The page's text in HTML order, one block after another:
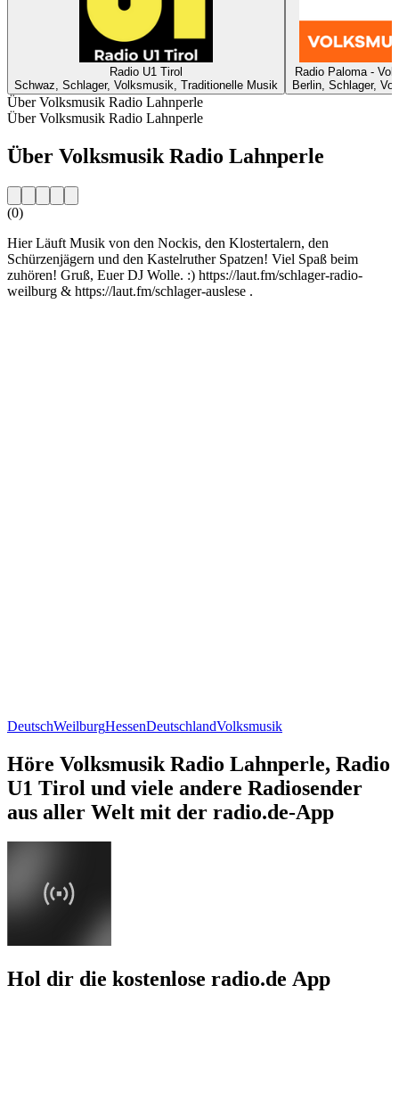
Radio U1 Tirol
Schwaz, Schlager, Volksmusik, Traditionelle Musik
Radio Paloma -
Berlin, Schlager,
Über Volksmusik Radio Lahnperle
Über Volksmusik Radio Lahnperle
Über Volksmusik Radio Lahnperle
(0)
Hier Läuft Musik von den Nockis, den Klostertalern, den
Schürzenjägern und den Kastelruther Spatzen! Viel Spaß beim
zuhören! Gruß, Euer DJ Wolle. :) https://laut.fm/schlager-radio-
weilburg & https://laut.fm/schlager-auslese .
DeutschWeilburgHessenDeutschlandVolksmusik
Höre Volksmusik Radio Lahnperle, Radio
U1 Tirol und viele andere Radiosender
aus aller Welt mit der radio.de-App
Hol dir die kostenlose radio.de App